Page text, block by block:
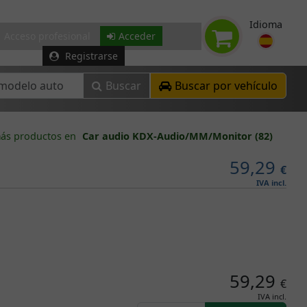
Acceder
Registrarse
Idioma
Buscar Buscar por vehículo
productos en Car audio KDX-Audio/MM/Monitor (82)
59,29 €
IVA incl.
59,29 €
IVA incl.